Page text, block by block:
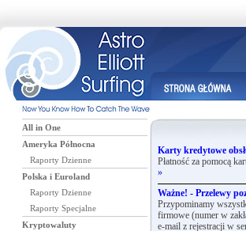
All in One
Ameryka Północna
Raporty Dzienne
Polska i Euroland
Raporty Dzienne
Raporty Specjalne
Kryptowaluty
Karty kredytowe
Płatność za pomocą
»
Ważne! - Przelewy
Przypominamy
firmowe (numer w
e-mail z rejestracji w